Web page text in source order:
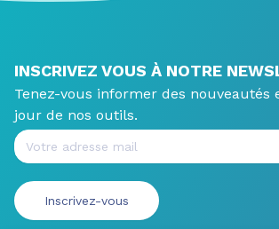
INSCRIVEZ VOUS À NOTRE
Tenez-vous informer des nouveautés
jour de nos outils.